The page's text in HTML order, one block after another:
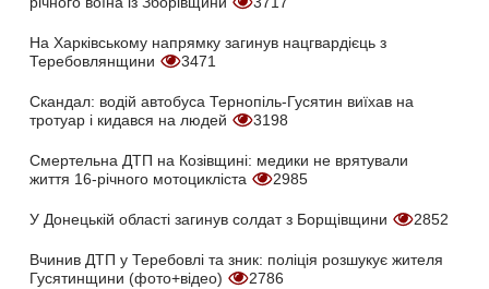
На Харківському напрямку загинув нацгвардієць з
Теребовлянщини
3471
Скандал: водій автобуса Тернопіль-Гусятин виїхав на
тротуар і кидався на людей
3198
Смертельна ДТП на Козівщині: медики не врятували
життя 16-річного мотоцикліста
2985
У Донецькій області загинув солдат з Борщівщини 2852
Вчинив ДТП у Теребовлі та зник: поліція розшукує жителя
Гусятинщини (фото+відео)
2786